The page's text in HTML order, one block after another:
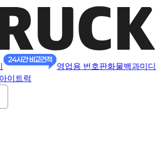
영업용 번호판화물백과미디
아이트럭